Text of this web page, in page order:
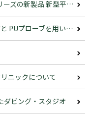
音源探査システムNoise Visionシリーズの新製品 新型平面マイクロホンアレイOTARと高精度音源同定機能の開発
マイクロホン移動装置MTシリーズと PUプローブを用いた測定について
ニックについて
ビング・スタジオ